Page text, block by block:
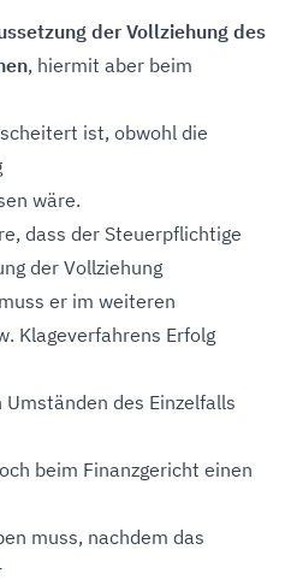
der Vollziehung des
, hiermit aber beim
ist, obwohl die
wäre.
dass der Steuerpflichtige
der Vollziehung
er im weiteren
Klageverfahrens Erfolg
des Einzelfalls
beim Finanzgericht einen
muss, nachdem das